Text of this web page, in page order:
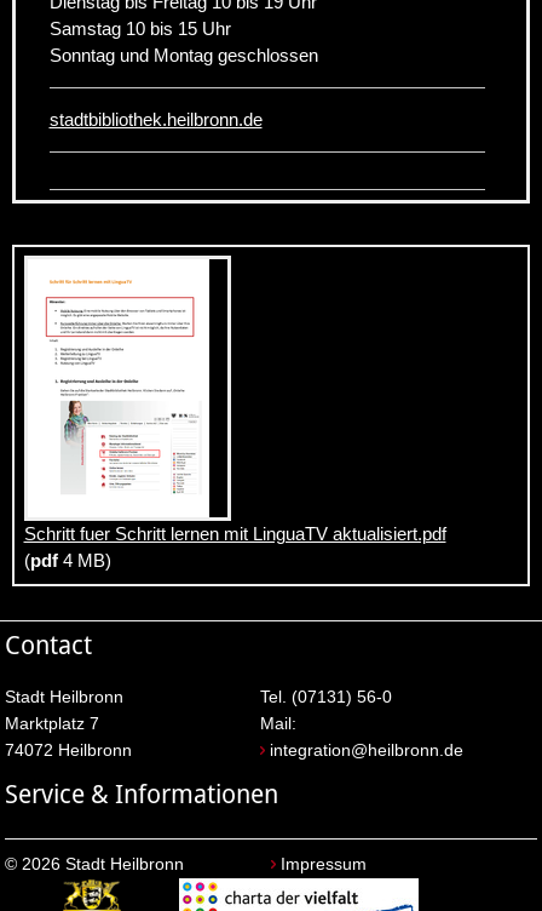
Samstag 10 bis 15 Uhr
Sonntag und Montag geschlossen
stadtbibliothek.heilbronn.de
Schritt fuer Schritt lernen mit LinguaTV aktualisiert.pdf
(pdf4 MB)
Contact
Stadt Heilbronn
Marktplatz 7
74072 Heilbronn
Tel. (07131) 56-0
Mail:
integration@heilbronn.de
Service & Informationen
© 2026 Stadt Heilbronn Impressum